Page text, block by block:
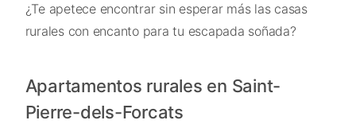
¿Te apetece encontrar sin esperar más las casas
rurales con encanto para tu escapada soñada?
Apartamentos rurales en Saint-
Pierre-dels-Forcats